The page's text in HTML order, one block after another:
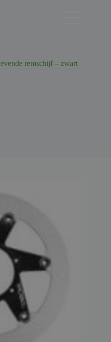
remschijf – zwart